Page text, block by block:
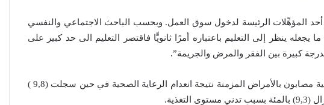
أحد المؤهِّلات الرئيسة لدخول سوق العمل. وبحسب الباحث الاجتماعي والنفسي
ينظر إلى التعليم باعتباره أمرًا ثانويًّا فاقتصر التعليم الى حد كبير على
كبيرة بين الفقر والمرض والجريمة”.
وبحسب الجهاز المركزي للإحصاء في وزارة التخطيط فأن (10,7) في المئة من مواطني القادسية مصابون بالأمراض المزمنة نتيجة انعدام الرعاية الصحية في حين سجلت (9,8 )
وفتحت مطعم ؟